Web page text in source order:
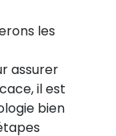
les
assurer
il est
bien